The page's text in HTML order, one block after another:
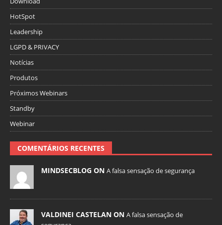
HotSpot
Leadership
LGPD & PRIVACY
Notícias
Produtos
Próximos Webinars
Standby
Webinar
COMENTÁRIOS RECENTES
MINDSECBLOG ON A falsa sensação de segurança
VALDINEI CASTELAN ON A falsa sensação de